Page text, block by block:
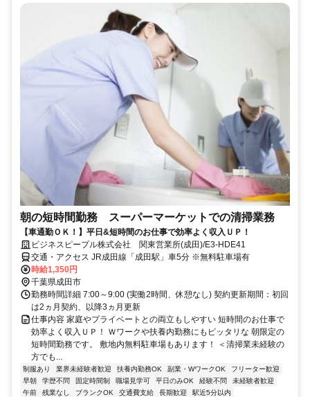
朝の短時間勤務 スーパーマーケットでの清掃業務
【車通勤ＯＫ！】平日&短時間のお仕事で効率よく収入ＵＰ！
ビジネスピープル株式会社 関東営業所(成田)/E3-HDE41
交通・アクセス JR成田線「成田駅」車5分 ※無料駐車場有
時給1,350円
千葉県成田市
勤務時間詳細 7:00～9:00 (実働2時間、休憩なし) 契約更新期間：初回
は2ヵ月契約、以降3ヵ月更新
仕事内容 家庭やプライベートとの両立もしやすい 短時間のお仕事で
効率よく収入ＵＰ！ Ｗワークや扶養内勤務にもピッタリな 朝限定の
短時間勤務です。 敷地内無料駐車場もあります！ ＜清掃業未経験の
方でも...
制服あり 業界未経験者歓迎 扶養内勤務OK 副業・WワークOK
フリーター歓迎
早朝
学歴不問 固定時間制 職場見学可 平日のみOK 経験不問
未経験者歓迎
午前
残業なし ブランクOK 交通費支給 長期歓迎
駅近5分以内